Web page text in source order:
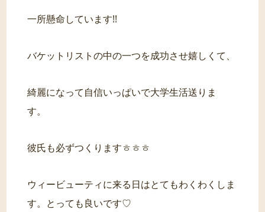
一所懸命しています!!
バケットリストの中の一つを成功させ嬉しくて、
綺麗になって自信いっぱいで大学生活送りま
す。
彼氏も必ずつくりますㅎㅎㅎ
ウィービューティに来る日はとてもわくわくしま
す。とっても良いです♡